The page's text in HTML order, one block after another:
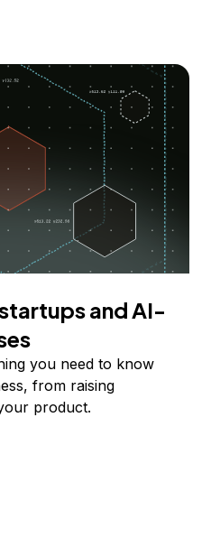
and AI-
you need to know
from raising
product.